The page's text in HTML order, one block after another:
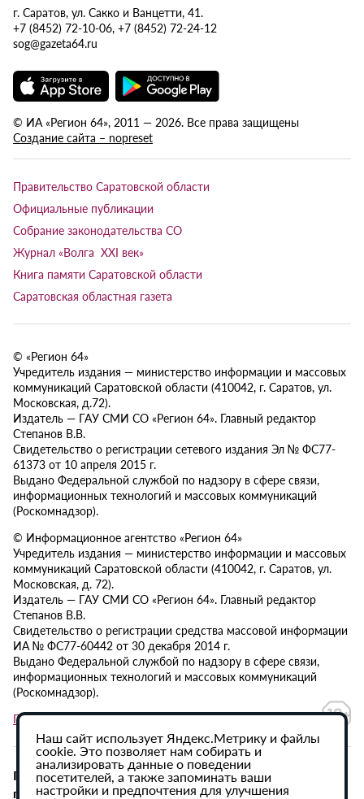
г. Саратов, ул. Сакко и Ванцетти, 41.
+7 (8452) 72-10-06, +7 (8452) 72-24-12
sog@gazeta64.ru
© ИА «Регион 64», 2011 — 2026. Все права защищены
Создание сайта – nopreset
Правительство Саратовской области
Официальные публикации
Собрание законодательства СО
Журнал «Волга XXI век»
Книга памяти Саратовской области
Саратовская областная газета
© «Регион 64»
Учредитель издания — министерство информации и массовых
коммуникаций Саратовской области (410042, г. Саратов, ул.
Московская, д.72).
Издатель — ГАУ СМИ СО «Регион 64». Главный редактор
Степанов В.В.
Свидетельство о регистрации сетевого издания Эл № ФС77-
61373 от 10 апреля 2015 г.
Выдано Федеральной службой по надзору в сфере связи,
информационных технологий и массовых коммуникаций
(Роскомнадзор).
© Информационное агентство «Регион 64»
Учредитель издания — министерство информации и массовых
коммуникаций Саратовской области (410042, г. Саратов, ул.
Московская, д. 72).
Издатель — ГАУ СМИ СО «Регион 64». Главный редактор
Степанов В.В.
Свидетельство о регистрации средства массовой информации
ИА № ФС77-60442 от 30 декабря 2014 г.
Выдано Федеральной службой по надзору в сфере связи,
информационных технологий и массовых коммуникаций
(Роскомнадзор).
Политика в отношении обработки персональных данных
При использовании материалов сайта активная
гиперссылка на ИА «Регион 64» обязательна.
Наш сайт использует Яндекс.Метрику и файлы
cookie. Это позволяет нам собирать и
анализировать данные о поведении
посетителей, а также запоминать ваши
настройки и предпочтения для улучшения